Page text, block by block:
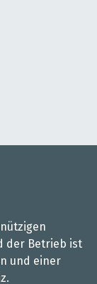
der Betrieb ist
und einer